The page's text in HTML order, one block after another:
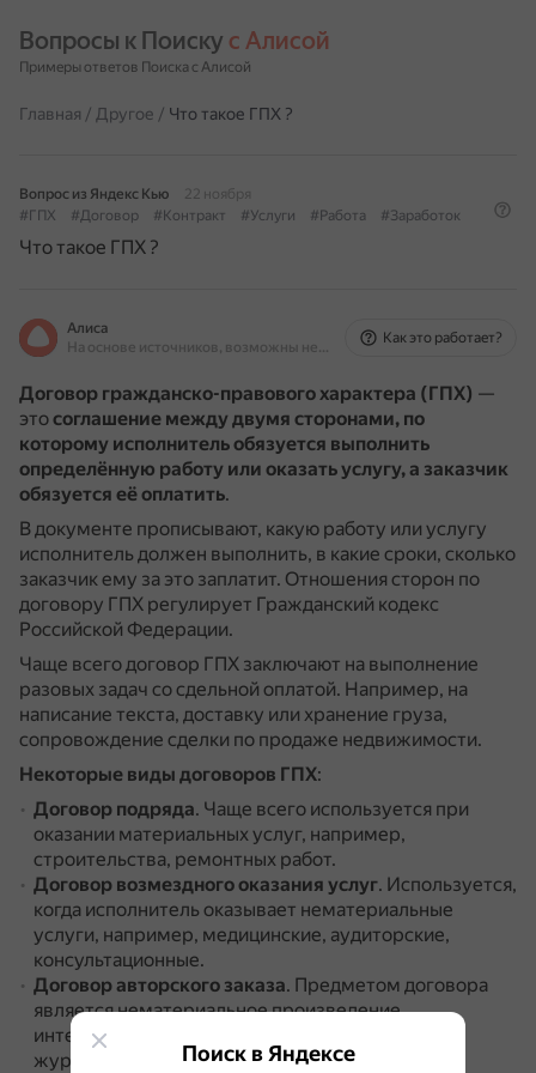
Вопросы к Поиску с Алисой
Примеры ответов Поиска с Алисой
Главная / Другое / Что такое ГПХ ?
Вопрос из Яндекс Кью
22 ноября
#ГПХ
#Договор #Контракт #Услуги #Работа #Заработок
Что такое ГПХ ?
Алиса
На основе источников, возможны неточности
Как это работает?
Договор гражданско-правового характера (ГПХ) —
этосоглашение между двумя сторонами, по
которому исполнитель обязуется выполнить
определённую работу или оказать услугу, а заказчик
обязуется её оплатить.
В документе прописывают, какую работу или услугу
исполнитель должен выполнить, в какие сроки, сколько
заказчик ему за это заплатит. Отношения сторон по
договору ГПХ регулирует Гражданский кодекс
Российской Федерации.
Чаще всего договор ГПХ заключают на выполнение
разовых задач со сдельной оплатой. Например, на
написание текста, доставку или хранение груза,
сопровождение сделки по продаже недвижимости.
Некоторые виды договоров ГПХ:
Договор подряда. Чаще всего используется при
оказании материальных услуг, например,
строительства, ремонтных работ.
Договор возмездного оказания услуг. Используется,
когда исполнитель оказывает нематериальные
услуги, например, медицинские, аудиторские,
консультационные.
Договор авторского заказа. Предметом договора
является нематериальное произведение
интеллектуального труда, например статья для
журнала.
Поиск в Яндексе